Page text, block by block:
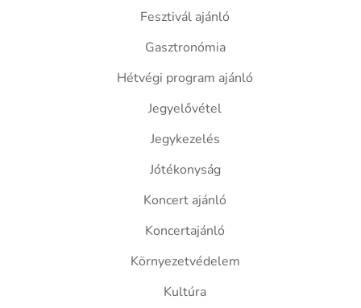
Fesztivál ajánló
Gasztronómia
Hétvégi program ajánló
Jegyelővétel
Jegykezelés
Jótékonyság
Koncert ajánló
Koncertajánló
Környezetvédelem
Kultúra